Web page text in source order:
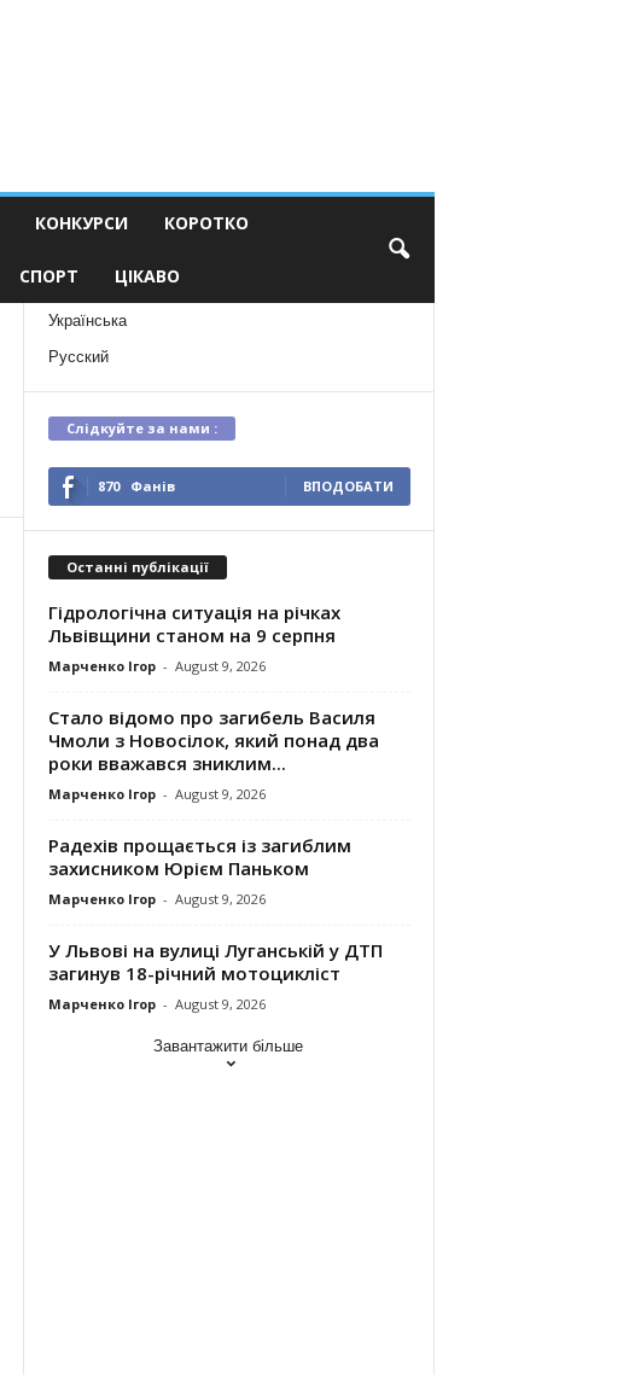
КОНКУРСИ КОРОТКО
СПОРТ ЦІКАВО
Українська
Русский
Слідкуйте за нами :
870 Фанів ВПОДОБАТИ
Останні публікації
Гідрологічна ситуація на річках
Львівщини станом на 9 серпня
Марченко Ігор - August 9, 2026
Стало відомо про загибель Василя
Чмоли з Новосілок, який понад два
роки вважався зниклим...
Марченко Ігор - August 9, 2026
Радехів прощається із загиблим
захисником Юрієм Паньком
Марченко Ігор - August 9, 2026
У Львові на вулиці Луганській у ДТП
загинув 18-річний мотоцикліст
Марченко Ігор - August 9, 2026
Завантажити більше